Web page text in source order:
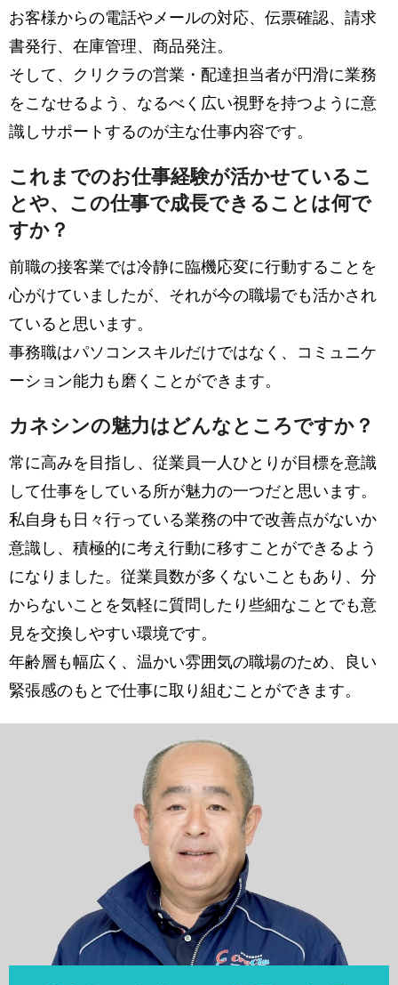
お客様からの電話やメールの対応、伝票確認、請求
書発行、在庫管理、商品発注。
そして、クリクラの営業・配達担当者が円滑に業務
をこなせるよう、なるべく広い視野を持つように意
識しサポートするのが主な仕事内容です。
これまでのお仕事経験が活かせているこ
とや、この仕事で成長できることは何で
すか？
前職の接客業では冷静に臨機応変に行動することを
心がけていましたが、それが今の職場でも活かされ
ていると思います。
事務職はパソコンスキルだけではなく、コミュニケ
ーション能力も磨くことができます。
カネシンの魅力はどんなところですか？
常に高みを目指し、従業員一人ひとりが目標を意識
して仕事をしている所が魅力の一つだと思います。
私自身も日々行っている業務の中で改善点がないか
意識し、積極的に考え行動に移すことができるよう
になりました。従業員数が多くないこともあり、分
からないことを気軽に質問したり些細なことでも意
見を交換しやすい環境です。
年齢層も幅広く、温かい雰囲気の職場のため、良い
緊張感のもとで仕事に取り組むことができます。